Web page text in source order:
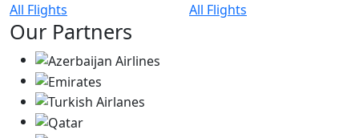
All Flights
All Flights
Our Partners